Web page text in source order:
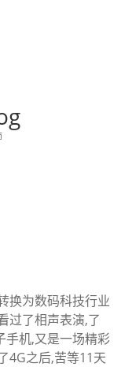
换为数码科技行业
过了相声表演,了
手机,又是一场精彩
4G之后,苦等11天